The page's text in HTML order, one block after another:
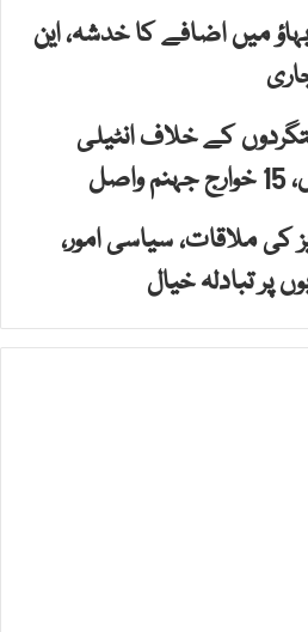
میں اضافے کا خدشہ، این
کے خلاف انٹیلی
کی ملاقات، سیاسی امور،
پر تبادلہ خیال